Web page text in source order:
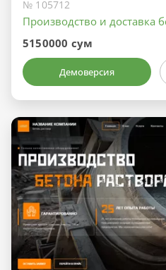
№ 105712
Производство и доставка
5150000 сум
Демоверсия